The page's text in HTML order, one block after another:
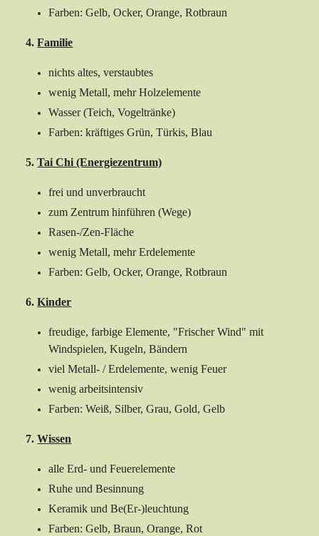
Farben: Gelb, Ocker, Orange, Rotbraun
4.Familie
nichts altes, verstaubtes
wenig Metall, mehr Holzelemente
Wasser (Teich, Vogeltränke)
Farben: kräftiges Grün, Türkis, Blau
5.Tai Chi (Energiezentrum)
frei und unverbraucht
zum Zentrum hinführen (Wege)
Rasen-/Zen-Fläche
wenig Metall, mehr Erdelemente
Farben: Gelb, Ocker, Orange, Rotbraun
6.Kinder
freudige, farbige Elemente, "Frischer Wind" mit
Windspielen, Kugeln, Bändern
viel Metall- / Erdelemente, wenig Feuer
wenig arbeitsintensiv
Farben: Weiß, Silber, Grau, Gold, Gelb
7.Wissen
alle Erd- und Feuerelemente
Ruhe und Besinnung
Keramik und Be(Er-)leuchtung
Farben: Gelb, Braun, Orange, Rot